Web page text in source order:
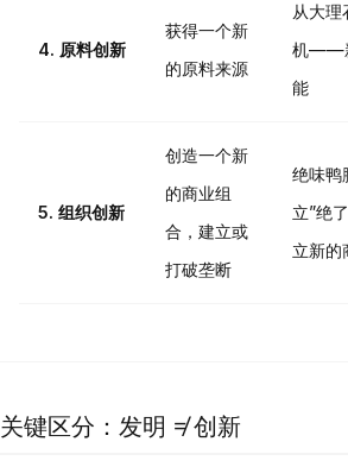
4. 原料创新
获得一个新
的原料来源
从大
机——
能
5. 组织创新
创造一个新
的商业组
合，建立或
打破垄断
绝味鸭
立”绝
立新的
关键区分：发明 ≠ 创新